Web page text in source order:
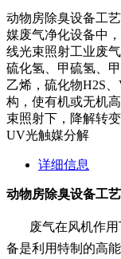
动物房除臭设备工
媒废气净化设备中
线光束照射工业废
硫化氢、甲硫氢、
乙烯，硫化物H2S
构，使有机或无机
束照射下，降解转
UV光触媒分解
详细信息
动物房除臭设备工
废气在风机作
备是利用特制的高